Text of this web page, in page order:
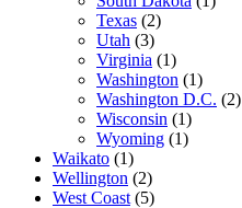
Texas (2)
Utah (3)
Virginia (1)
Washington (1)
Washington D.C. (2)
Wisconsin (1)
Wyoming (1)
Waikato (1)
Wellington (2)
West Coast (5)